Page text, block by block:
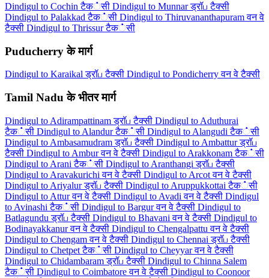
Dindigul to Cochin टैक்सी Dindigul to Munnar ड्रॉப टैक्सी
Dindigul to Palakkad टैक்सी Dindigul to Thiruvananthapuram वन वे
टैक्सी Dindigul to Thrissur टैक்सी
Puducherry के मार्ग
Dindigul to Karaikal ड्रॉப टैक्सी Dindigul to Pondicherry वन वे टैक्सी
Tamil Nadu के भीतर मार्ग
Dindigul to Adirampattinam ड्रॉப टैक्सी Dindigul to Aduthurai
टैक்सी Dindigul to Alandur टैक்सी Dindigul to Alangudi टैक்सी
Dindigul to Ambasamudram ड्रॉப टैक्सी Dindigul to Ambattur ड्रॉப
टैक्सी Dindigul to Ambur वन वे टैक्सी Dindigul to Arakkonam टैक்सी
Dindigul to Arani टैक்सी Dindigul to Aranthangi ड्रॉப टैक्सी
Dindigul to Aravakurichi वन वे टैक्सी Dindigul to Arcot वन वे टैक्सी
Dindigul to Ariyalur ड्रॉப टैक्सी Dindigul to Aruppukkottai टैक்सी
Dindigul to Attur वन वे टैक्सी Dindigul to Avadi वन वे टैक्सी Dindigul
to Avinashi टैक்सी Dindigul to Bargur वन वे टैक्सी Dindigul to
Batlagundu ड्रॉப टैक्सी Dindigul to Bhavani वन वे टैक्सी Dindigul to
Bodinayakkanur वन वे टैक्सी Dindigul to Chengalpattu वन वे टैक्सी
Dindigul to Chengam वन वे टैक्सी Dindigul to Chennai ड्रॉப टैक्सी
Dindigul to Chetpet टैक்सी Dindigul to Cheyyar वन वे टैक्सी
Dindigul to Chidambaram ड्रॉப टैक्सी Dindigul to Chinna Salem
टैक்सी Dindigul to Coimbatore वन वे टैक्सी Dindigul to Coonoor